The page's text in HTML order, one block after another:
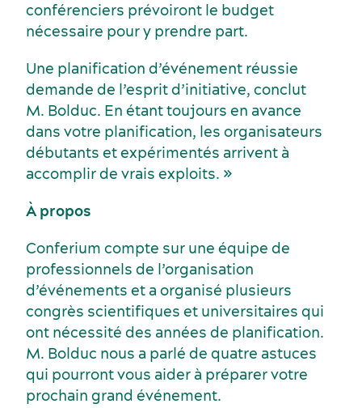
conférenciers prévoiront le budget
nécessaire pour y prendre part.
Une planification d’événement réussie
demande de l’esprit d’initiative, conclut
M. Bolduc. En étant toujours en avance
dans votre planification, les organisateurs
débutants et expérimentés arrivent à
accomplir de vrais exploits. »
À propos
Conferium compte sur une équipe de
professionnels de l’organisation
d’événements et a organisé plusieurs
congrès scientifiques et universitaires qui
ont nécessité des années de planification.
M. Bolduc nous a parlé de quatre astuces
qui pourront vous aider à préparer votre
prochain grand événement.